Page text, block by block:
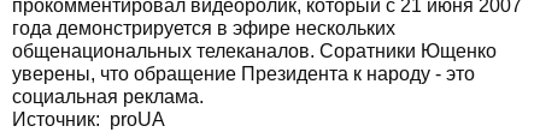
прокомментировал видеоролик, который с 21 июня 2007
года демонстрируется в эфире нескольких
общенациональных телеканалов. Соратники Ющенко
уверены, что обращение Президента к народу - это
социальная реклама.
Источник: proUA